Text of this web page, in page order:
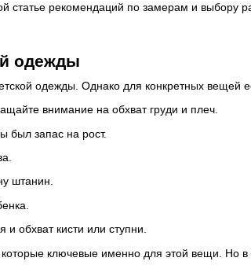
статье рекомендаций по замерам и выбору
одежды
одежды. Однако для конкретных вещей
внимание на обхват груди и плеч.
был запас на рост.
штанин.
обхват кисти или ступни.
ключевые именно для этой вещи. Но